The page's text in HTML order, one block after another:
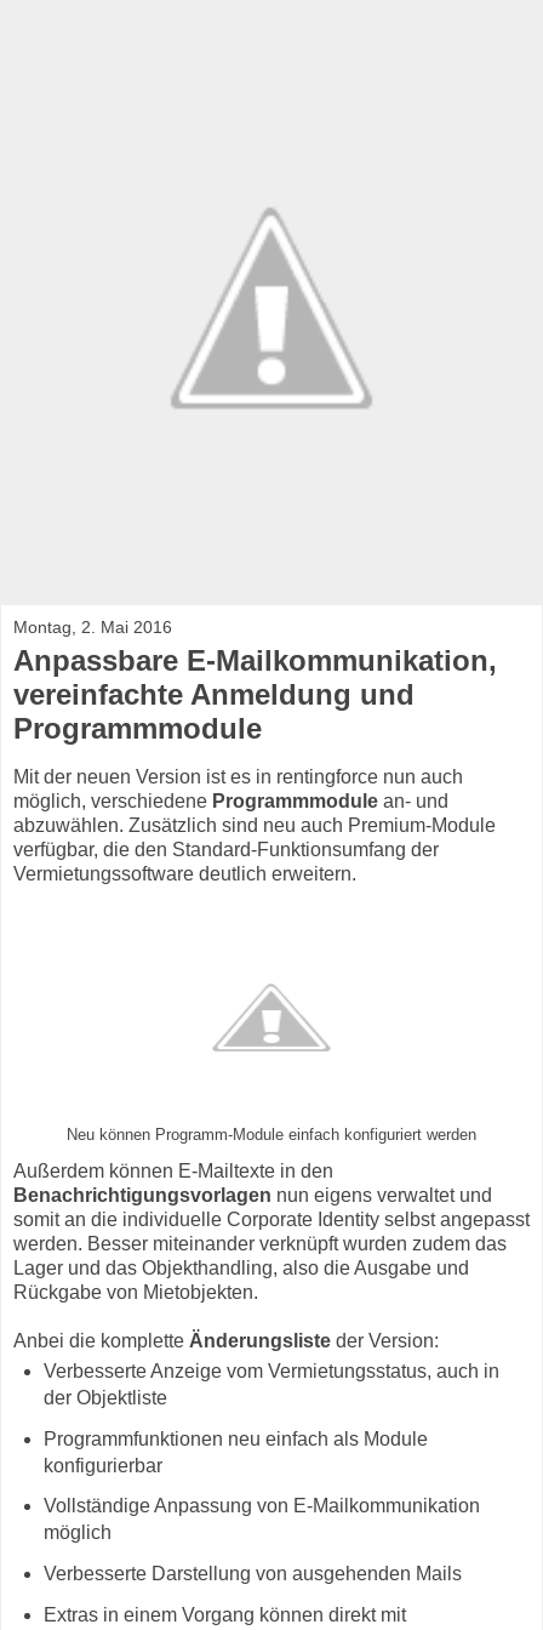
Montag, 2. Mai 2016
Anpassbare E-Mailkommunikation,
vereinfachte Anmeldung und
Programmmodule
Mit der neuen Version ist es in rentingforce nun auch
möglich, verschiedene Programmmodule an- und
abzuwählen. Zusätzlich sind neu auch Premium-Module
verfügbar, die den Standard-Funktionsumfang der
Vermietungssoftware deutlich erweitern.
Neu können Programm-Module einfach konfiguriert werden
Außerdem können E-Mailtexte in den
Benachrichtigungsvorlagen nun eigens verwaltet und
somit an die individuelle Corporate Identity selbst angepasst
werden. Besser miteinander verknüpft wurden zudem das
Lager und das Objekthandling, also die Ausgabe und
Rückgabe von Mietobjekten.
Anbei die komplette Änderungsliste der Version:
Verbesserte Anzeige vom Vermietungsstatus, auch in
der Objektliste
Programmfunktionen neu einfach als Module
konfigurierbar
Vollständige Anpassung von E-Mailkommunikation
möglich
Verbesserte Darstellung von ausgehenden Mails
Extras in einem Vorgang können direkt mit